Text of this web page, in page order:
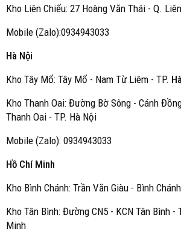
Kho Liên Chiểu: 27 Hoàng Văn Thái - Q.
Mobile (Zalo):0934943033
Hà Nội
Kho Tây Mổ: Tây Mổ - Nam Từ Liêm - TP.
Kho Thanh Oai: Đường Bờ Sông - Cánh
Thanh Oai - TP. Hà Nội
Mobile (Zalo): 0934943033
Hồ Chí Minh
Kho Bình Chánh: Trần Văn Giàu - Bình
Kho Tân Bình: Đường CN5 - KCN Tân Bình -
Minh